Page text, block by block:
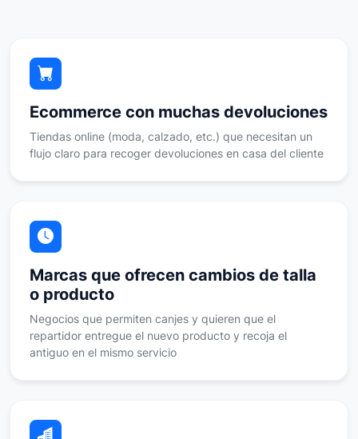
Ecommerce con muchas devoluciones
Tiendas online (moda, calzado, etc.) que necesitan un
flujo claro para recoger devoluciones en casa del cliente
Marcas que ofrecen cambios de talla
o producto
Negocios que permiten canjes y quieren que el
repartidor entregue el nuevo producto y recoja el
antiguo en el mismo servicio